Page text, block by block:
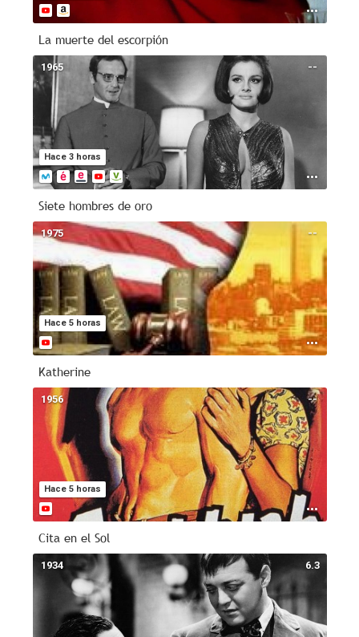
La muerte del escorpión
--
Hace 3 horas
1965
Siete hombres de oro
--
Hace 5 horas
1975
Katherine
--
Hace 5 horas
1956
Cita en el Sol
6.3
1934